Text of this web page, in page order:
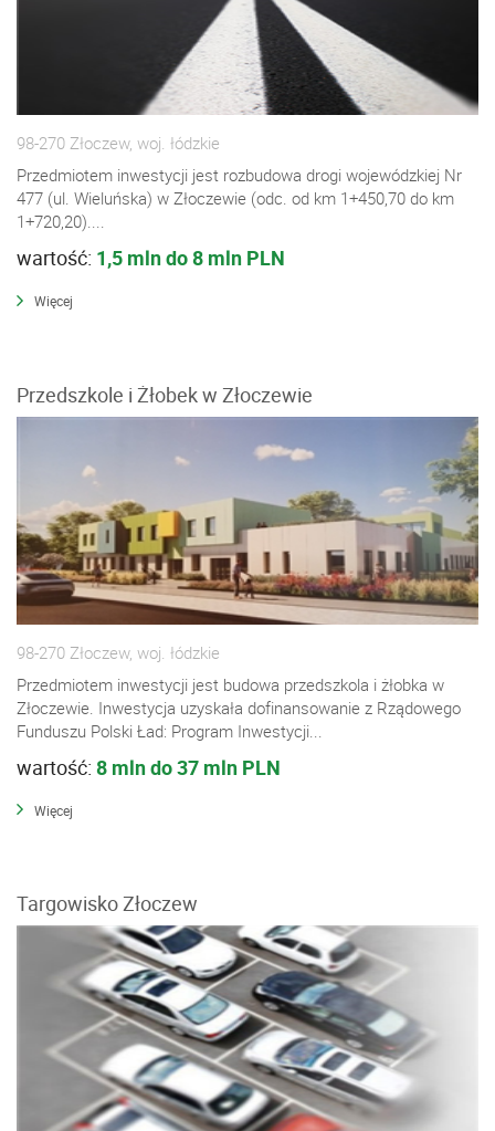
98-270 Złoczew, woj. łódzkie
Przedmiotem inwestycji jest rozbudowa drogi wojewódzkiej Nr
477 (ul. Wieluńska) w Złoczewie (odc. od km 1+450,70 do km
1+720,20)....
wartość: 1,5 mln do 8 mln PLN
Więcej
Przedszkole i Żłobek w Złoczewie
98-270 Złoczew, woj. łódzkie
Przedmiotem inwestycji jest budowa przedszkola i żłobka w
Złoczewie. Inwestycja uzyskała dofinansowanie z Rządowego
Funduszu Polski Ład: Program Inwestycji...
wartość: 8 mln do 37 mln PLN
Więcej
Targowisko Złoczew